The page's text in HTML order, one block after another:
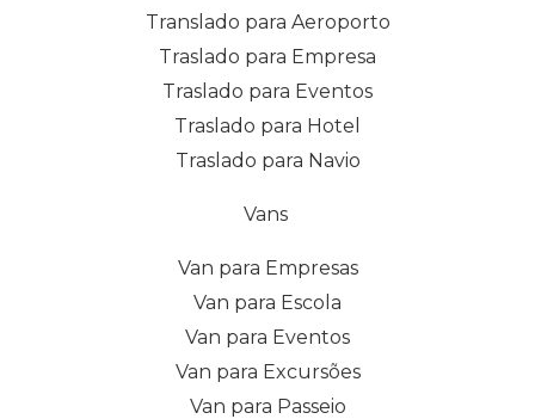
Translado para Aeroporto
Traslado para Empresa
Traslado para Eventos
Traslado para Hotel
Traslado para Navio
Vans
Van para Empresas
Van para Escola
Van para Eventos
Van para Excursões
Van para Passeio